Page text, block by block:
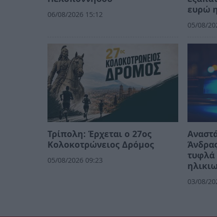
06/08/2026 15:12
ευρώ
05/08/
Τρίπολη: Έρχεται ο 27ος
Κολοκοτρώνειος Δρόμος
05/08/2026 09:23
τυφλά
03/08/